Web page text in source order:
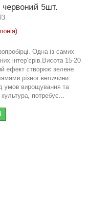
червоний 5шт.
Одна із самих
інтер’єрів.Висота 15-20
ефект створює зелене
різної величини.
умов вирощування та
потребує...